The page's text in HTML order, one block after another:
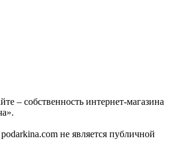
– собственность интернет-магазина
не является публичной